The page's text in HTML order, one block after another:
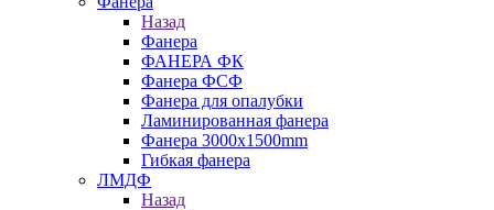
Назад
Фанера
ФАНЕРА ФК
Фанера ФСФ
Фанера для опалубки
Ламинированная фанера
Фанера 3000х1500mm
Гибкая фанера
ЛМДФ
Назад